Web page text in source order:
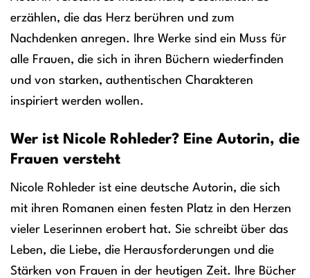
erzählen, die das Herz berühren und zum
Nachdenken anregen. Ihre Werke sind ein Muss für
alle Frauen, die sich in ihren Büchern wiederfinden
und von starken, authentischen Charakteren
inspiriert werden wollen.
Wer ist Nicole Rohleder? Eine Autorin, die
Frauen versteht
Nicole Rohleder ist eine deutsche Autorin, die sich
mit ihren Romanen einen festen Platz in den Herzen
vieler Leserinnen erobert hat. Sie schreibt über das
Leben, die Liebe, die Herausforderungen und die
Stärken von Frauen in der heutigen Zeit. Ihre Bücher